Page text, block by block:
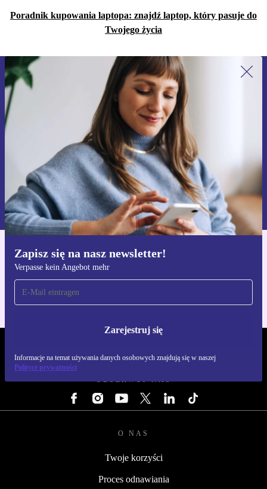
Poradnik kupowania laptopa: znajdź laptop, który pasuje do
Twojego życia
Zapisz się na nasz newsletter!
Verpasse kein Angebot mehr
Zarejestruj się
Informacje na temat używania danych osobowych znajdują się w naszej
Polityce prywatności
Zapisz się na nasz newsletter!
Nie przegap żadnej oferty.
Zarejestruj się
Informacje na temat używania danych osobowych znajdują się w
naszej
Polityce prywatności
Pobierz aplikację refurbed
Dla iOS i Android
OBSERWUJ NAS
O NAS
Twoje korzyści
Proces odnawiania